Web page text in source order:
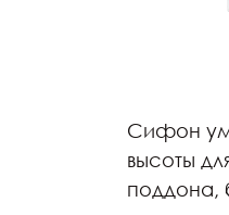
Сифон
высоты
поддона,